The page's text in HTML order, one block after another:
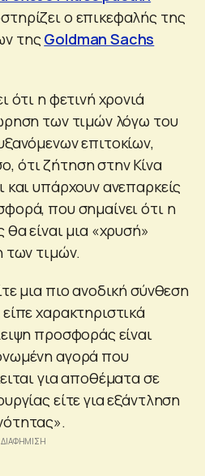
ο επικεφαλής της
τηςGoldman Sachs
ότι η φετινή χρονιά
των τιμών λόγω του
επιτοκίων,
ότι ζήτηση στην Κίνα
και υπάρχουν ανεπαρκείς
που σημαίνει ότι η
είναι μια «χρυσή»
των τιμών.
μια πιο ανοδική σύνθεση
χαρακτηριστικά
προσφοράς είναι
αγορά που
για αποθέματα σε
είτε για εξάντληση